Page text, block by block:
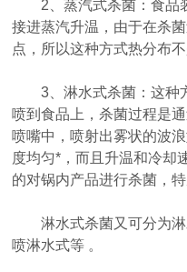
2、蒸汽式杀菌：食品
接进蒸汽升温，由于在杀
点，所以这种方式热分布不
3、淋水式杀菌：这种
喷到食品上，杀菌过程是
喷嘴中，喷射出雾状的波
度均匀*，而且升温和冷却
的对锅内产品进行杀菌，
淋水式杀菌又可分为淋
喷淋水式等 。